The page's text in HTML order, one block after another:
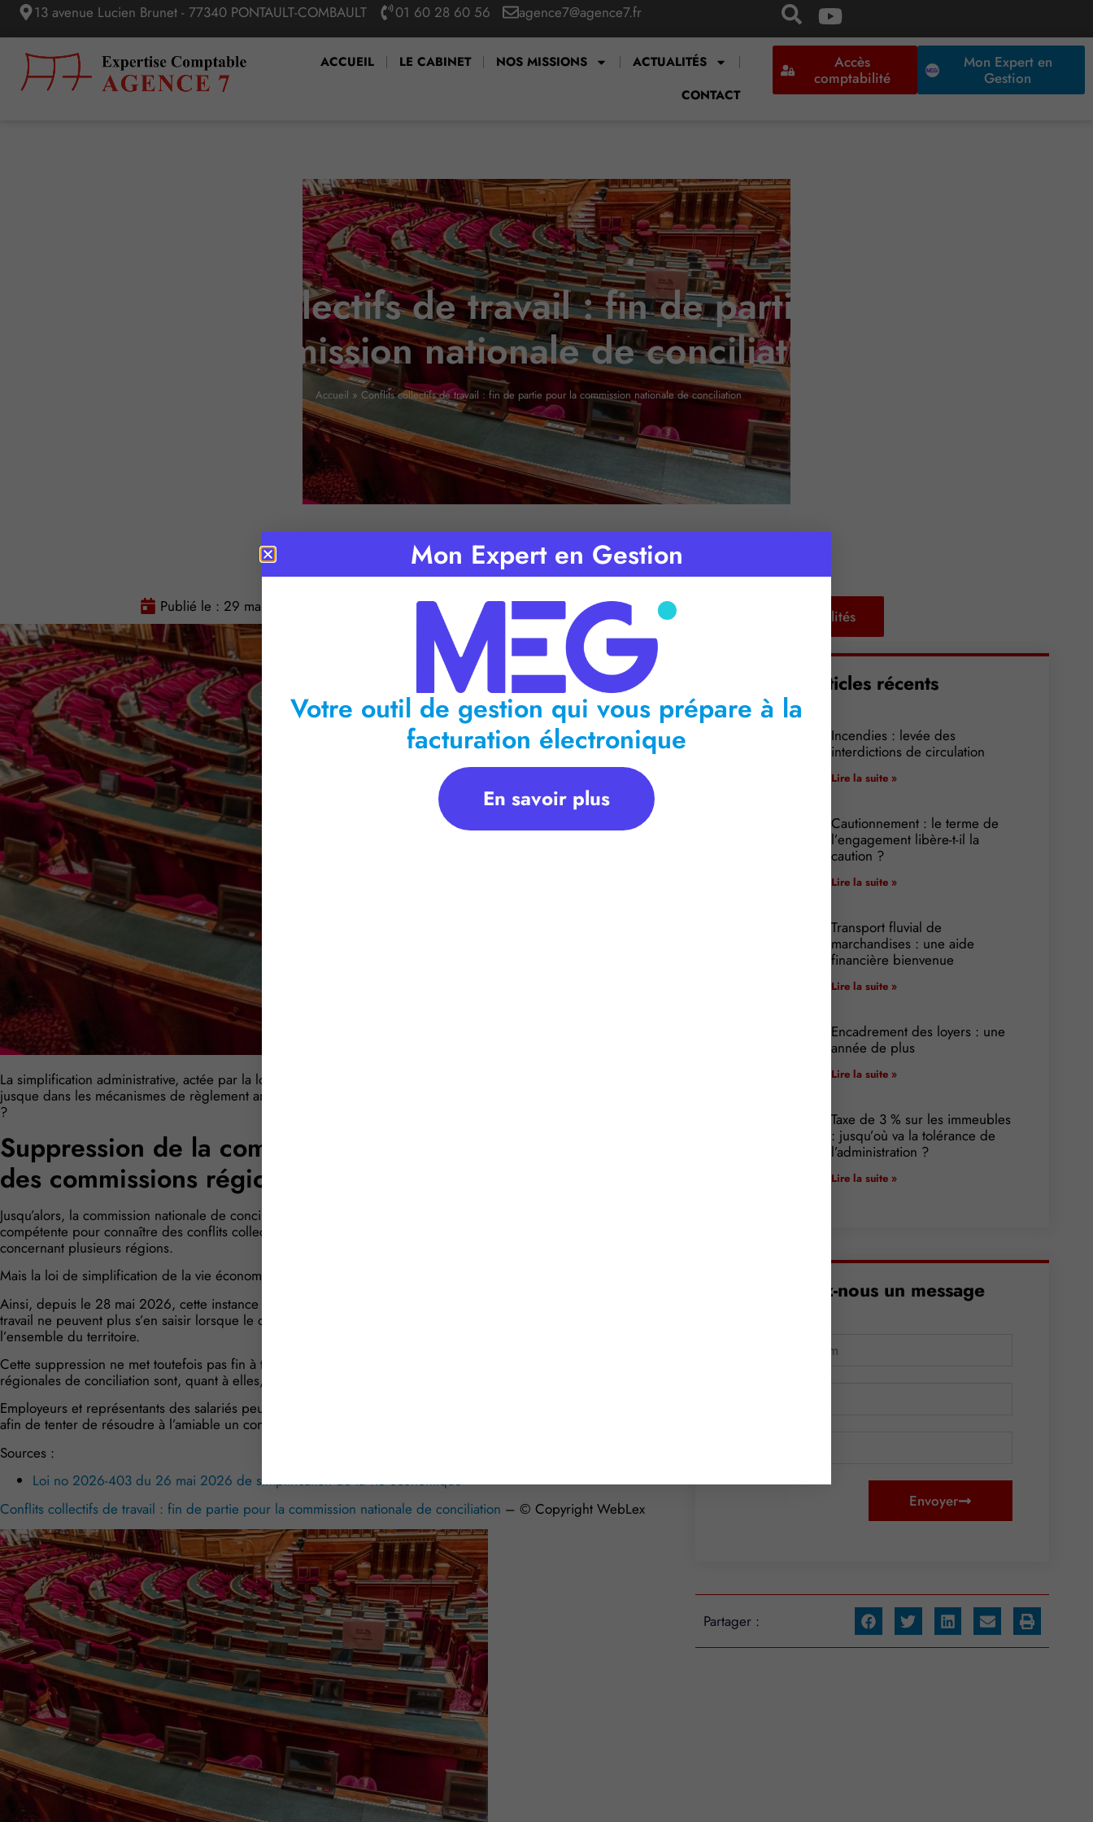
13 avenue Lucien Brunet - 77340 PONTAULT-COMBAULT 01 60 28 60 56 agence7@agence7.fr
ACCUEIL LE CABINET NOS MISSIONS
ACTUALITÉS
CONTACT
Accès
comptabilité
Mon Expert en
Gestion
Conflits collectifs de travail : fin de partie pour la
commission nationale de conciliation
Accueil » Conflits collectifs de travail : fin de partie pour la commission nationale de conciliation
Publié le : 29 mai 2026 Temps de lecture : minute
La simplification administrative, actée par la loi de simplification de la vie économique, poursuit son œuvre
jusque dans les mécanismes de règlement amiable des conflits collectifs de travail. Pour quelle conséquence
?
Suppression de la commission nationale mais maintien
des commissions régionales
Jusqu’alors, la commission nationale de conciliation, qui siégeait auprès du ministère du Travail, était
compétente pour connaître des conflits collectifs de travail s’étendant à l’ensemble du territoire national ou
concernant plusieurs régions.
Mais la loi de simplification de la vie économique y met fin en supprimant cette commission.
Ainsi, depuis le 28 mai 2026, cette instance nationale a donc disparu : les parties à un conflit collectif de
travail ne peuvent plus s’en saisir lorsque le conflit dépasse le cadre d’une seule région ou concerne
l’ensemble du territoire.
Cette suppression ne met toutefois pas fin à tout mécanisme de conciliation puisque les commissions
régionales de conciliation sont, quant à elles, maintenues.
Employeurs et représentants des salariés peuvent donc toujours saisir la commission instituée dans leur région
afin de tenter de résoudre à l’amiable un conflit collectif de travail.
Sources :
Loi no 2026-403 du 26 mai 2026 de simplification de la vie économique
Conflits collectifs de travail : fin de partie pour la commission nationale de conciliation – © Copyright WebLex
Retour aux actualités
Articles récents
Incendies : levée des
interdictions de circulation
Lire la suite »
Cautionnement : le terme de
l’engagement libère-t-il la
caution ?
Lire la suite »
Transport fluvial de
marchandises : une aide
financière bienvenue
Lire la suite »
Encadrement des loyers : une
année de plus
Lire la suite »
Taxe de 3 % sur les immeubles
: jusqu’où va la tolérance de
l’administration ?
Lire la suite »
Envoyez-nous un message
Envoyer
Partager :
Mon Expert en Gestion
Votre outil de gestion qui vous prépare à la
facturation électronique
En savoir plus